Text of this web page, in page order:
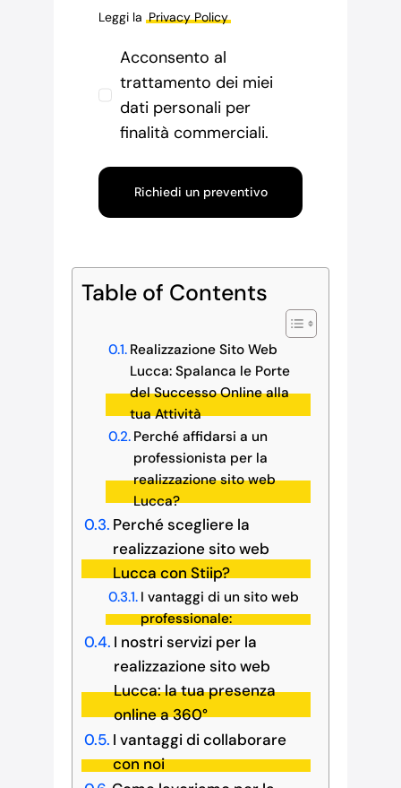
Leggi la Privacy Policy
Acconsento al
trattamento dei miei
dati personali per
finalità commerciali.
Richiedi un preventivo
Table of Contents
Realizzazione Sito Web
Lucca: Spalanca le Porte
del Successo Online alla
tua Attività
Perché affidarsi a un
professionista per la
realizzazione sito web
Lucca?
Perché scegliere la
realizzazione sito web
Lucca con Stiip?
I vantaggi di un sito web
professionale:
I nostri servizi per la
realizzazione sito web
Lucca: la tua presenza
online a 360°
I vantaggi di collaborare
con noi